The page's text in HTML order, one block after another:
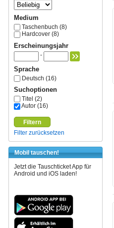
Medium
Taschenbuch (8)
Hardcover (8)
Erscheinungsjahr
-
Sprache
Deutsch (16)
Suchoptionen
Titel (2)
Autor (16)
Filtern
Filter zurücksetzen
Mobil tauschen!
Jetzt die Tauschticket App für
Android und iOS laden!